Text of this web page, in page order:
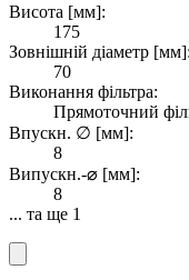
Висота [мм]:
175
Зовнішній діаметр [мм]:
70
Виконання фільтра:
Прямоточний
Впускн. ∅ [мм]:
8
Випускн.-⌀ [мм]:
8
... та ще 1